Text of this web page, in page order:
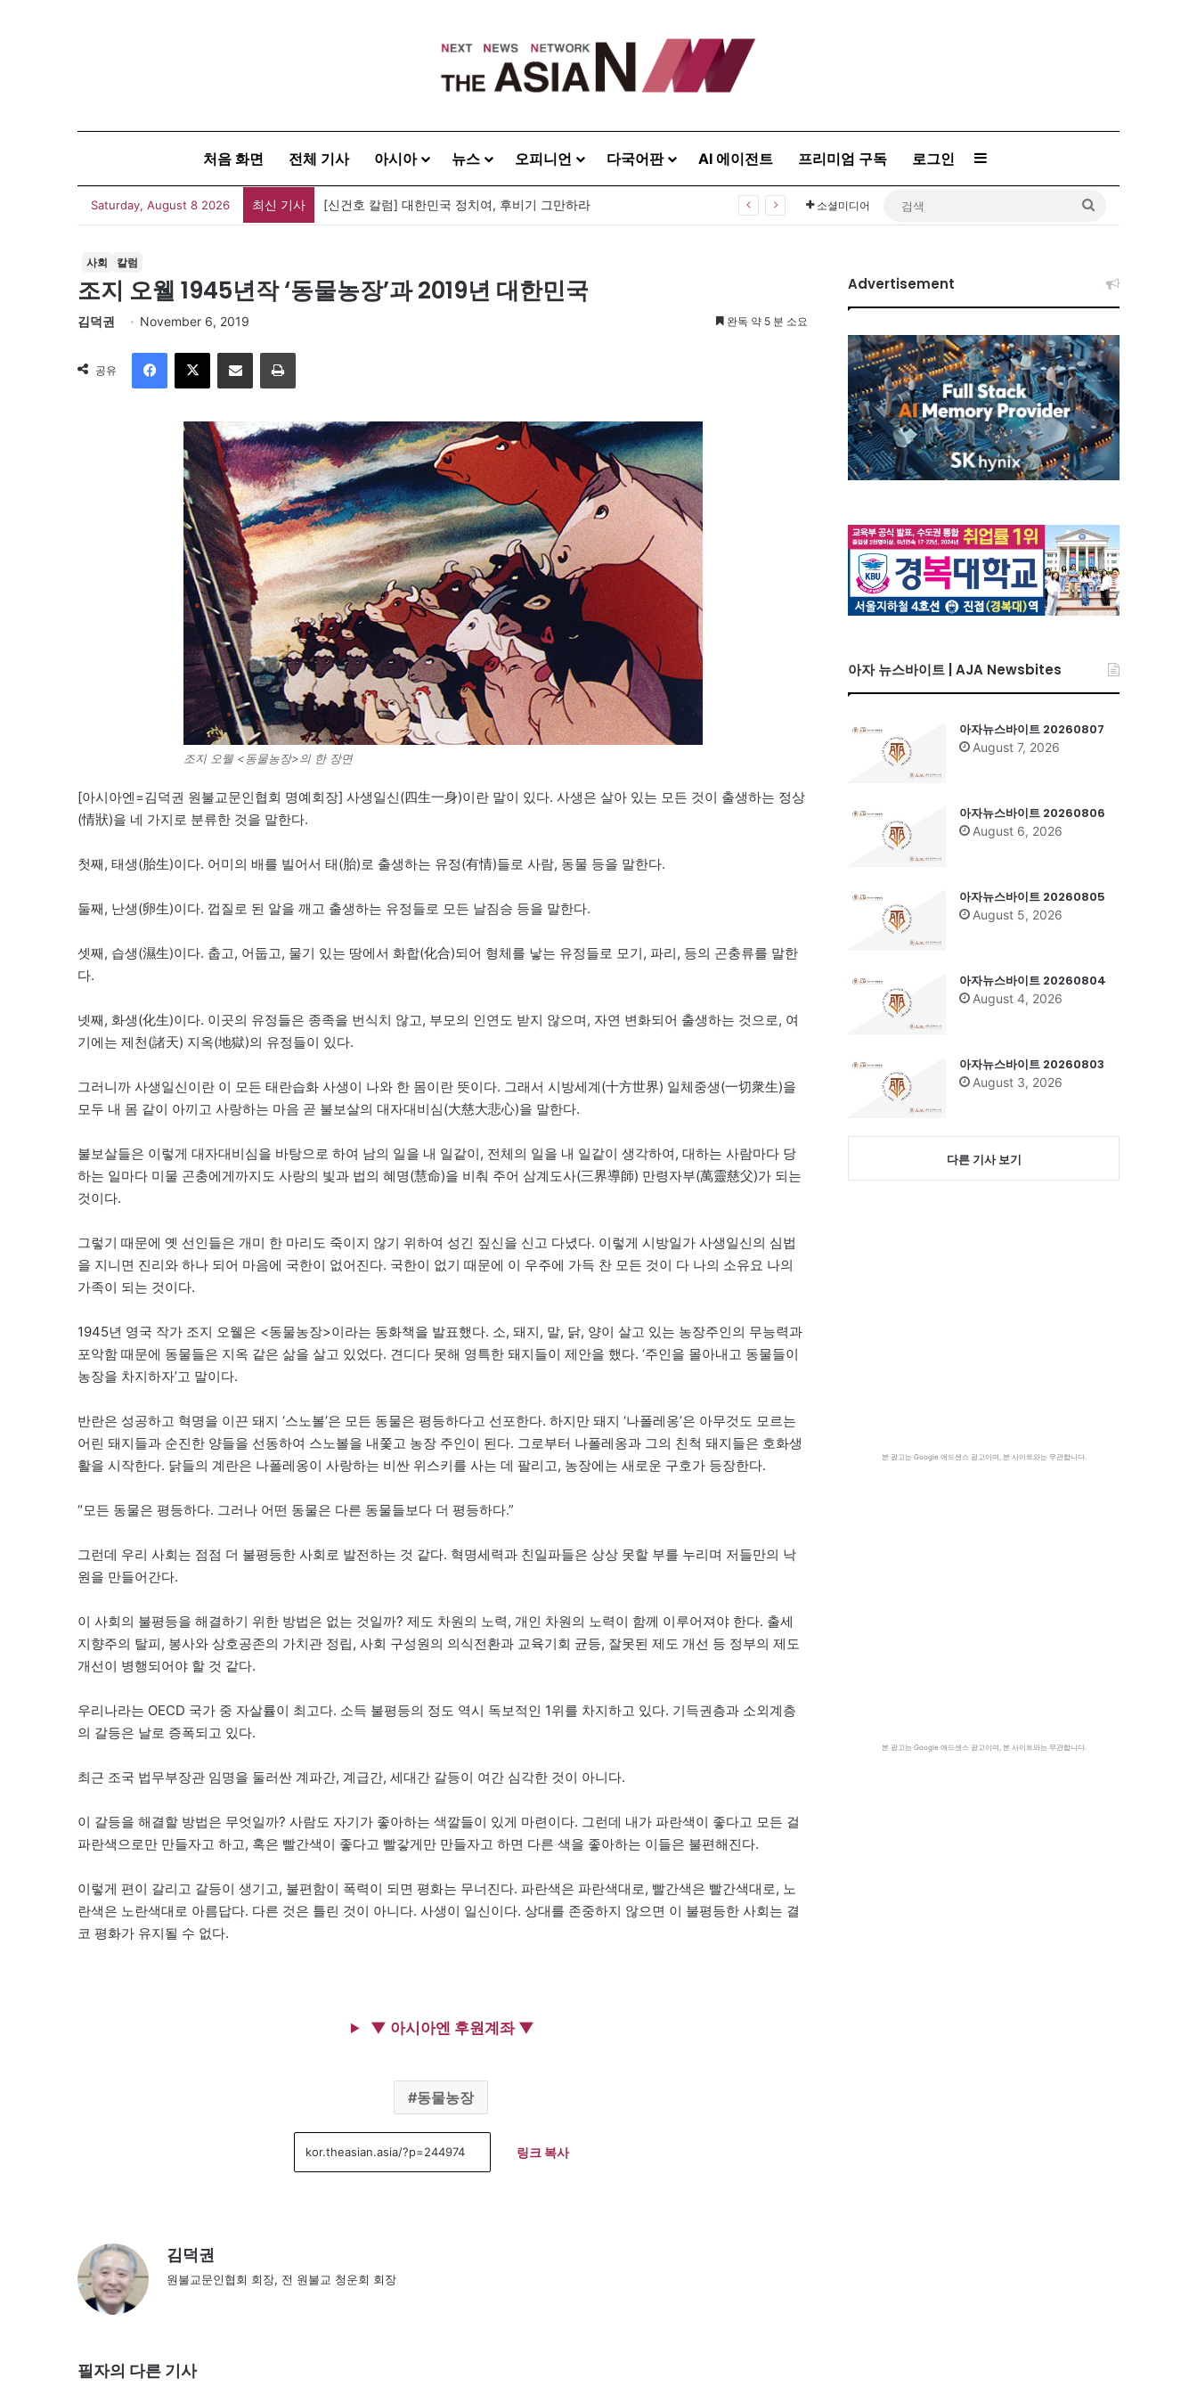
처음 화면 전체 기사 아시아 뉴스 오피니언 다국어판 AI 에이전트 프리미엄 구독 로그인 Sidebar
Saturday, August 8 2026 최신 기사 [신건호 칼럼] 대한민국 정치여, 후비기 그만하라 소셜미디어
사회 칼럼
조지 오웰 1945년작 ‘동물농장’과 2019년 대한민국
김덕권 November 6, 2019 완독 약 5 분 소요
공유
이메일
조지 오웰 <동물농장>의 한 장면
[아시아엔=김덕권 원불교문인협회 명예회장] 사생일신(四生一身)이란 말이 있다. 사생은 살아 있는 모든 것이 출생하는 정상
(情狀)을 네 가지로 분류한 것을 말한다.
첫째, 태생(胎生)이다. 어미의 배를 빌어서 태(胎)로 출생하는 유정(有情)들로 사람, 동물 등을 말한다.
둘째, 난생(卵生)이다. 껍질로 된 알을 깨고 출생하는 유정들로 모든 날짐승 등을 말한다.
셋째, 습생(濕生)이다. 춥고, 어둡고, 물기 있는 땅에서 화합(化合)되어 형체를 낳는 유정들로 모기, 파리, 등의 곤충류를 말한
다.
넷째, 화생(化生)이다. 이곳의 유정들은 종족을 번식치 않고, 부모의 인연도 받지 않으며, 자연 변화되어 출생하는 것으로, 여
기에는 제천(諸天) 지옥(地獄)의 유정들이 있다.
그러니까 사생일신이란 이 모든 태란습화 사생이 나와 한 몸이란 뜻이다. 그래서 시방세계(十方世界) 일체중생(一切衆生)을
모두 내 몸 같이 아끼고 사랑하는 마음 곧 불보살의 대자대비심(大慈大悲心)을 말한다.
불보살들은 이렇게 대자대비심을 바탕으로 하여 남의 일을 내 일같이, 전체의 일을 내 일같이 생각하여, 대하는 사람마다 당
하는 일마다 미물 곤충에게까지도 사랑의 빛과 법의 혜명(慧命)을 비춰 주어 삼계도사(三界導師) 만령자부(萬靈慈父)가 되는
것이다.
그렇기 때문에 옛 선인들은 개미 한 마리도 죽이지 않기 위하여 성긴 짚신을 신고 다녔다. 이렇게 시방일가 사생일신의 심법
을 지니면 진리와 하나 되어 마음에 국한이 없어진다. 국한이 없기 때문에 이 우주에 가득 찬 모든 것이 다 나의 소유요 나의
가족이 되는 것이다.
1945년 영국 작가 조지 오웰은 <동물농장>이라는 동화책을 발표했다. 소, 돼지, 말, 닭, 양이 살고 있는 농장주인의 무능력과
포악함 때문에 동물들은 지옥 같은 삶을 살고 있었다. 견디다 못해 영특한 돼지들이 제안을 했다. ‘주인을 몰아내고 동물들이
농장을 차지하자’고 말이다.
반란은 성공하고 혁명을 이끈 돼지 ‘스노볼’은 모든 동물은 평등하다고 선포한다. 하지만 돼지 ‘나폴레옹’은 아무것도 모르는
어린 돼지들과 순진한 양들을 선동하여 스노볼을 내쫓고 농장 주인이 된다. 그로부터 나폴레옹과 그의 친척 돼지들은 호화생
활을 시작한다. 닭들의 계란은 나폴레옹이 사랑하는 비싼 위스키를 사는 데 팔리고, 농장에는 새로운 구호가 등장한다.
“모든 동물은 평등하다. 그러나 어떤 동물은 다른 동물들보다 더 평등하다.”
그런데 우리 사회는 점점 더 불평등한 사회로 발전하는 것 같다. 혁명세력과 친일파들은 상상 못할 부를 누리며 저들만의 낙
원을 만들어간다.
이 사회의 불평등을 해결하기 위한 방법은 없는 것일까? 제도 차원의 노력, 개인 차원의 노력이 함께 이루어져야 한다. 출세
지향주의 탈피, 봉사와 상호공존의 가치관 정립, 사회 구성원의 의식전환과 교육기회 균등, 잘못된 제도 개선 등 정부의 제도
개선이 병행되어야 할 것 같다.
우리나라는 OECD 국가 중 자살률이 최고다. 소득 불평등의 정도 역시 독보적인 1위를 차지하고 있다. 기득권층과 소외계층
의 갈등은 날로 증폭되고 있다.
최근 조국 법무부장관 임명을 둘러싼 계파간, 계급간, 세대간 갈등이 여간 심각한 것이 아니다.
이 갈등을 해결할 방법은 무엇일까? 사람도 자기가 좋아하는 색깔들이 있게 마련이다. 그런데 내가 파란색이 좋다고 모든 걸
파란색으로만 만들자고 하고, 혹은 빨간색이 좋다고 빨갛게만 만들자고 하면 다른 색을 좋아하는 이들은 불편해진다.
이렇게 편이 갈리고 갈등이 생기고, 불편함이 폭력이 되면 평화는 무너진다. 파란색은 파란색대로, 빨간색은 빨간색대로, 노
란색은 노란색대로 아름답다. 다른 것은 틀린 것이 아니다. 사생이 일신이다. 상대를 존중하지 않으면 이 불평등한 사회는 결
코 평화가 유지될 수 없다.
▼ 아시아엔 후원계좌 ▼
동물농장
링크 복사
김덕권
원불교문인협회 회장, 전 원불교 청운회 회장
필자의 다른 기사
Advertisement
아자 뉴스바이트 | AJA Newsbites
아자뉴스바이트 20260807
August 7, 2026
아자뉴스바이트 20260806
August 6, 2026
아자뉴스바이트 20260805
August 5, 2026
아자뉴스바이트 20260804
August 4, 2026
아자뉴스바이트 20260803
August 3, 2026
다른 기사 보기
본 광고는 Google 애드센스 광고이며, 본 사이트와는 무관합니다.
본 광고는 Google 애드센스 광고이며, 본 사이트와는 무관합니다.